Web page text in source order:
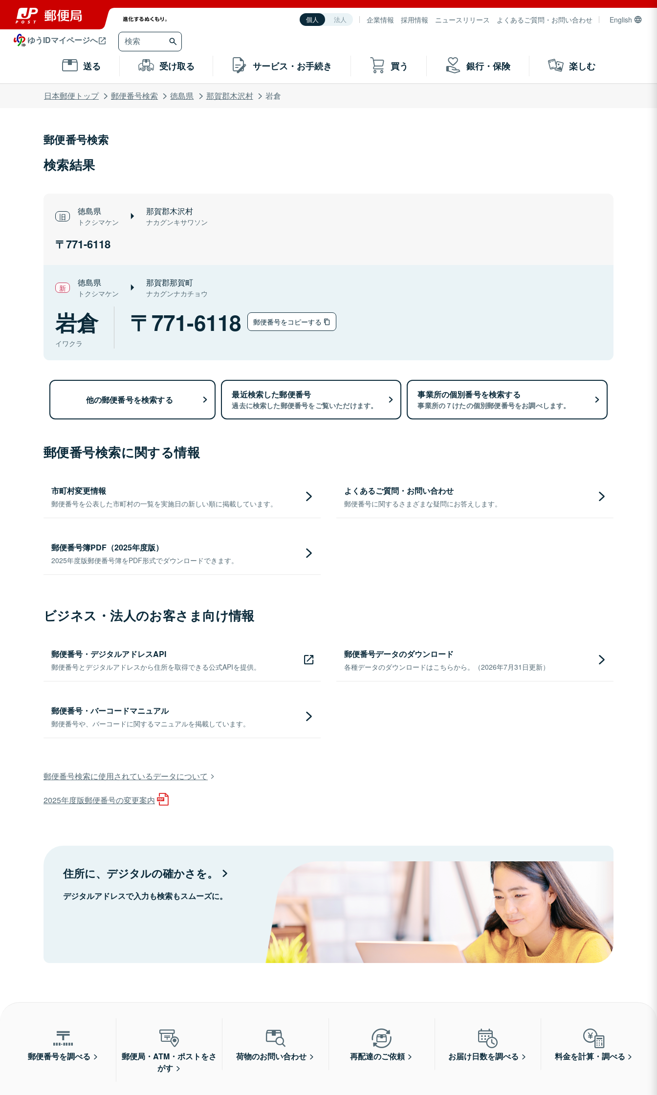
個人 法人 企業情報 採用情報 ニュースリリース よくあるご質問・お問い合わせ English
ゆうIDマイページへ
送る 受け取る サービス・お手続き 買う 銀行・保険 楽しむ
日本郵便トップ 郵便番号検索 徳島県 那賀郡木沢村 岩倉
郵便番号検索
検索結果
徳島県
トクシマケン
那賀郡木沢村
ナカグンキサワソン
771-6118
徳島県
トクシマケン
那賀郡那賀町
ナカグンナカチョウ
岩倉
イワクラ
771-6118 郵便番号をコピーする
他の郵便番号を検索する 最近検索した郵便番号
過去に検索した郵便番号をご覧いただけます。
事業所の個別番号を検索する
事業所の７けたの個別郵便番号をお調べします。
郵便番号検索に関する情報
市町村変更情報
郵便番号を公表した市町村の一覧を実施日の新しい順に掲載しています。
よくあるご質問・お問い合わせ
郵便番号に関するさまざまな疑問にお答えします。
郵便番号簿PDF（2025年度版）
2025年度版郵便番号簿をPDF形式でダウンロードできます。
ビジネス・法人のお客さま向け情報
郵便番号・デジタルアドレスAPI
郵便番号とデジタルアドレスから住所を取得できる公式APIを提供。
郵便番号データのダウンロード
各種データのダウンロードはこちらから。（2026年7月31日更新）
郵便番号・バーコードマニュアル
郵便番号や、バーコードに関するマニュアルを掲載しています。
郵便番号検索に使用されているデータについて
2025年度版郵便番号の変更案内
住所に、デジタルの確かさを。
デジタルアドレスで入力も検索もスムーズに。
郵便番号を調べる
郵便局・ATM・ポストをさ
がす
荷物のお問い合わせ 再配達のご依頼 お届け日数を調べる 料金を計算・調べる